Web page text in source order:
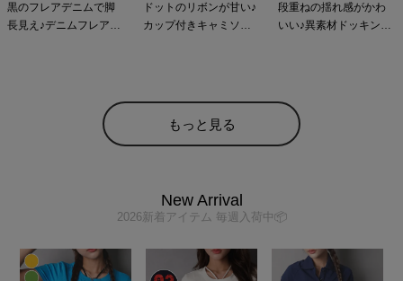
黒のフレアデニムで脚
長見え♪デニムフレアパ
ドットのリボンが甘い♪
カップ付きキャミソー
段重ねの揺れ感がかわ
いい♪異素材ドッキング
もっと見る
New Arrival
2026新着アイテム 毎週入荷中📦